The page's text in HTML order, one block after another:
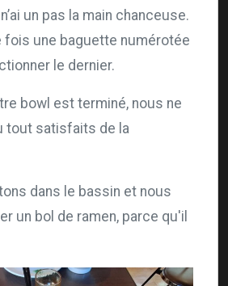
un pas la main chanceuse.
fois une baguette numérotée
le dernier.
bowl est terminé, nous ne
tout satisfaits de la
dans le bassin et nous
un bol de ramen, parce qu'il